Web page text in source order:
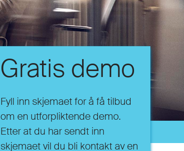
Gratis demo
Fyll inn skjemaet for å få tilbud
om en utforpliktende demo.
Etter at du har sendt inn
skjemaet vil du bli kontakt av en